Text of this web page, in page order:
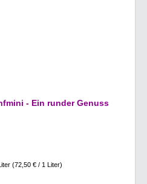
- Ein runder Genuss
(72,50 € / 1 Liter)